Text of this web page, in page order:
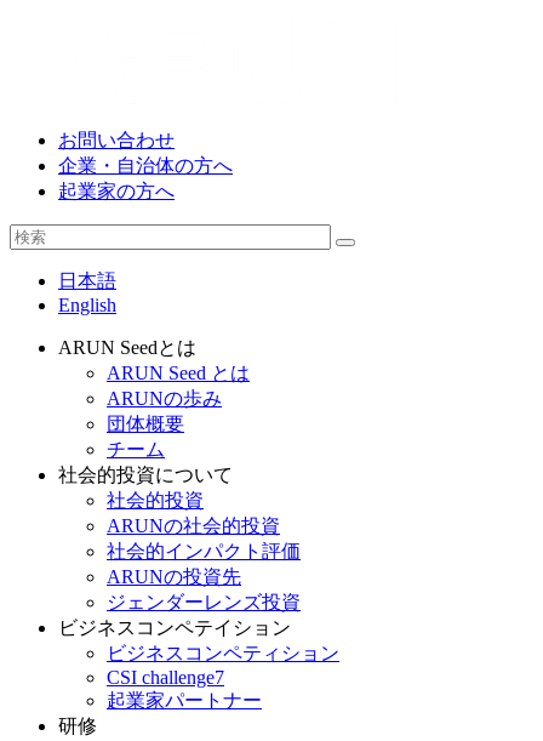
お問い合わせ
企業・自治体の方へ
起業家の方へ
日本語
English
ARUN Seedとは
ARUN Seed とは
ARUNの歩み
団体概要
チーム
社会的投資について
社会的投資
ARUNの社会的投資
社会的インパクト評価
ARUNの投資先
ジェンダーレンズ投資
ビジネスコンペテイション
ビジネスコンペティション
CSI challenge7
起業家パートナー
研修